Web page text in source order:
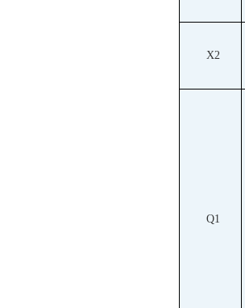
X2
Q1